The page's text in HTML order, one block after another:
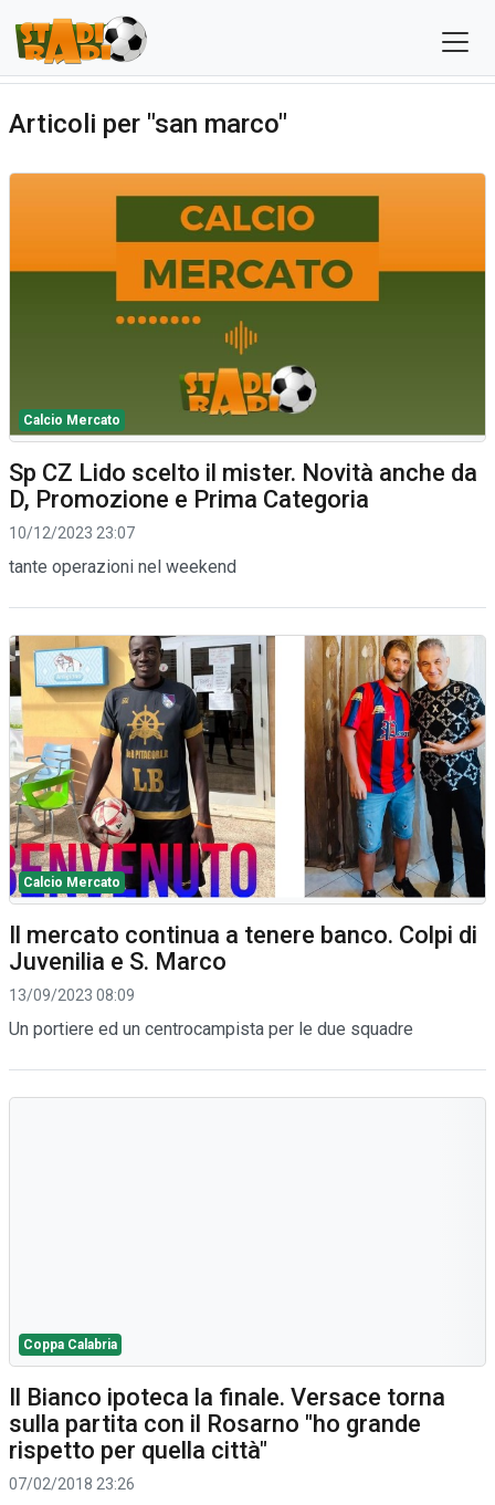
Articoli per "san marco"
Calcio Mercato
Sp CZ Lido scelto il mister. Novità anche da
D, Promozione e Prima Categoria
10/12/2023 23:07
tante operazioni nel weekend
Calcio Mercato
Il mercato continua a tenere banco. Colpi di
Juvenilia e S. Marco
13/09/2023 08:09
Un portiere ed un centrocampista per le due squadre
Coppa Calabria
Il Bianco ipoteca la finale. Versace torna
sulla partita con il Rosarno "ho grande
rispetto per quella città"
07/02/2018 23:26